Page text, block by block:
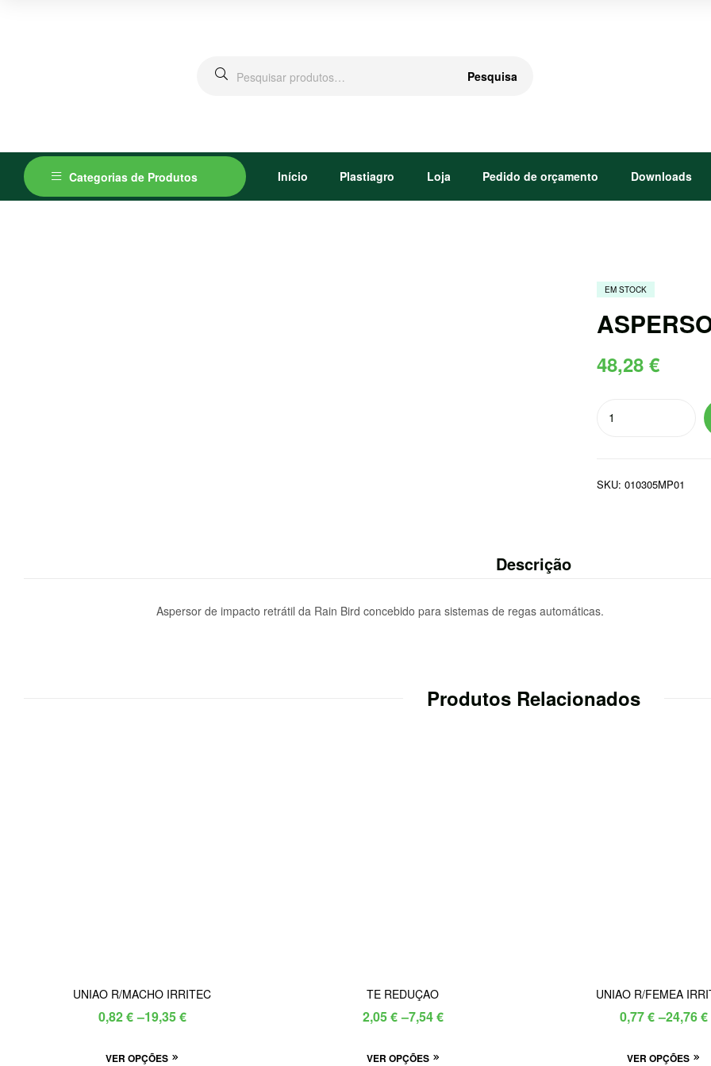
Pesquisar
Pesquisa
Categorias de Produtos Início Plastiagro Loja Pedido de orçamento Downloads
EM STOCK
48,28 €
PAW
SKU: 010305MP01
Descrição
Aspersor de impacto retrátil da Rain Bird concebido para sistemas de regas automáticas.
Produtos Relacionados
UNIAO R/MACHO IRRITEC
0,82€ –19,35€
Price
0,82 €
VER OPÇÕES
TE REDUÇAO
2,05€ –7,54€
Price
2,05 €
VER OPÇÕES This
UNIAO R/FEMEA
0,77€ –24,76€
Price
0,77 €
VER OPÇÕES